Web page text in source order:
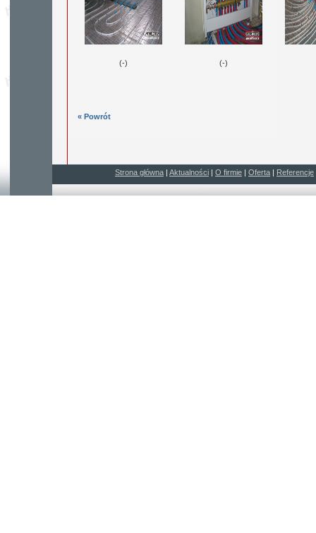
(-) (-)
« Powrót
Strona główna | Aktualności | O firmie | Oferta | Referencje